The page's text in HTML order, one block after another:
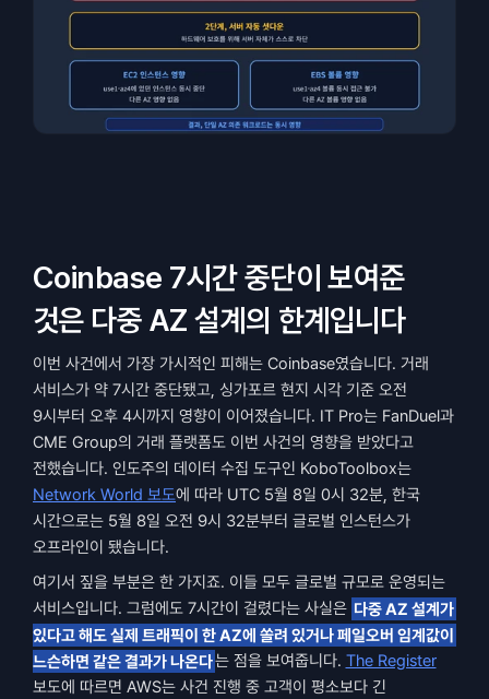
Coinbase 7시간 중단이 보여준
것은 다중 AZ 설계의 한계입니다
이번 사건에서 가장 가시적인 피해는 Coinbase였습니다. 거래
서비스가 약 7시간 중단됐고, 싱가포르 현지 시각 기준 오전
9시부터 오후 4시까지 영향이 이어졌습니다. IT Pro는 FanDuel과
CME Group의 거래 플랫폼도 이번 사건의 영향을 받았다고
Network World 보도에 따라 UTC 5월 8일 0시 32분, 한국
시간으로는 5월 8일 오전 9시 32분부터 글로벌 인스턴스가
오프라인이 됐습니다.
여기서 짚을 부분은 한 가지죠. 이들 모두 글로벌 규모로 운영되는
서비스입니다. 그럼에도 7시간이 걸렸다는 사실은 다중 AZ 설계가
있다고 해도 실제 트래픽이 한 AZ에 쏠려 있거나 페일오버 임계값이
느슨하면 같은 결과가 나온다는 점을 보여줍니다. The Register
보도에 따르면 AWS는 사건 진행 중 고객이 평소보다 긴